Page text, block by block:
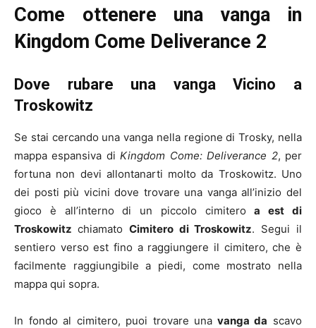
Come ottenere una vanga in
Kingdom Come Deliverance 2
Dove rubare una vanga Vicino a
Troskowitz
Se stai cercando una vanga nella regione di Trosky, nella
mappa espansiva diKingdom Come: Deliverance 2, per
fortuna non devi allontanarti molto da Troskowitz. Uno
dei posti più vicini dove trovare una vanga all’inizio del
gioco è all’interno di un piccolo cimiteroa est di
Troskowitz chiamato Cimitero di Troskowitz. Segui il
sentiero verso est fino a raggiungere il cimitero, che è
facilmente raggiungibile a piedi, come mostrato nella
mappa qui sopra.
In fondo al cimitero, puoi trovare una vanga da scavo